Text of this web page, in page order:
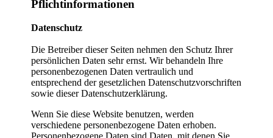
Pflichtinformationen
Datenschutz
Die Betreiber dieser Seiten nehmen den Schutz Ihrer
persönlichen Daten sehr ernst. Wir behandeln Ihre
personenbezogenen Daten vertraulich und
entsprechend der gesetzlichen Datenschutzvorschriften
sowie dieser Datenschutzerklärung.
Wenn Sie diese Website benutzen, werden
verschiedene personenbezogene Daten erhoben.
Personenbezogene Daten sind Daten, mit denen Sie